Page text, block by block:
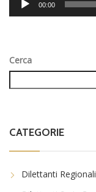
00:00
Cerca
CATEGORIE
Dilettanti Regionali